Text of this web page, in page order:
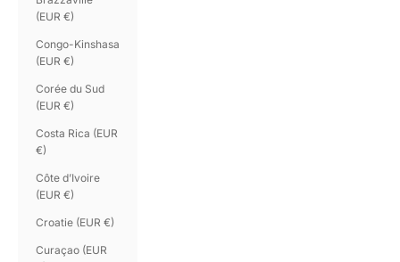
(EUR €)
Congo-Kinshasa
(EUR €)
Corée du Sud
(EUR €)
Costa Rica (EUR
€)
Côte d’Ivoire
(EUR €)
Croatie (EUR €)
Curaçao (EUR